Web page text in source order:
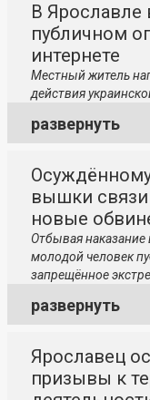
В Ярославле
публичном
интернете
Местный житель
действия
развернуть
вышки
новые
Отбывая
молодой человек
запрещённое
развернуть
Ярославец
призывы к